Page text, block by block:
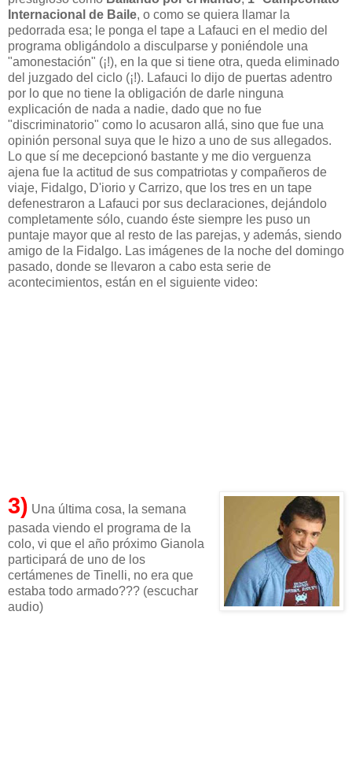
Internacional de Baile, o como se quiera llamar la
pedorrada esa; le ponga el tape a Lafauci en el medio del
programa obligándolo a disculparse y poniéndole una
"amonestación" (¡!), en la que si tiene otra, queda eliminado
del juzgado del ciclo (¡!). Lafauci lo dijo de puertas adentro
por lo que no tiene la obligación de darle ninguna
explicación de nada a nadie, dado que no fue
"discriminatorio" como lo acusaron allá, sino que fue una
opinión personal suya que le hizo a uno de sus allegados.
Lo que sí me decepcionó bastante y me dio verguenza
ajena fue la actitud de sus compatriotas y compañeros de
viaje, Fidalgo, D'iorio y Carrizo, que los tres en un tape
defenestraron a Lafauci por sus declaraciones, dejándolo
completamente sólo, cuando éste siempre les puso un
puntaje mayor que al resto de las parejas, y además, siendo
amigo de la Fidalgo. Las imágenes de la noche del domingo
pasado, donde se llevaron a cabo esta serie de
acontecimientos, están en el siguiente video:
3) Una última cosa, la semana
pasada viendo el programa de la
colo, vi que el año próximo Gianola
participará de uno de los
certámenes de Tinelli, no era que
estaba todo armado??? (escuchar
audio)